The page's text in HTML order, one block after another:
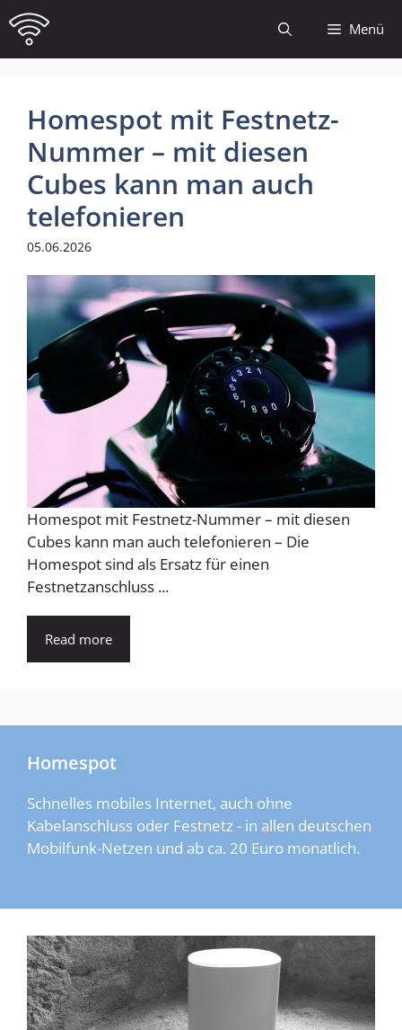
Zum
Inhalt
springen
Menü
Homespot mit Festnetz-
Nummer – mit diesen
Cubes kann man auch
telefonieren
05.06.2026
Homespot mit Festnetz-Nummer – mit diesen
Cubes kann man auch telefonieren – Die
Homespot sind als Ersatz für einen
Festnetzanschluss ...
Read more
Homespot
Schnelles mobiles Internet, auch ohne
Kabelanschluss oder Festnetz - in allen deutschen
Mobilfunk-Netzen und ab ca. 20 Euro monatlich.